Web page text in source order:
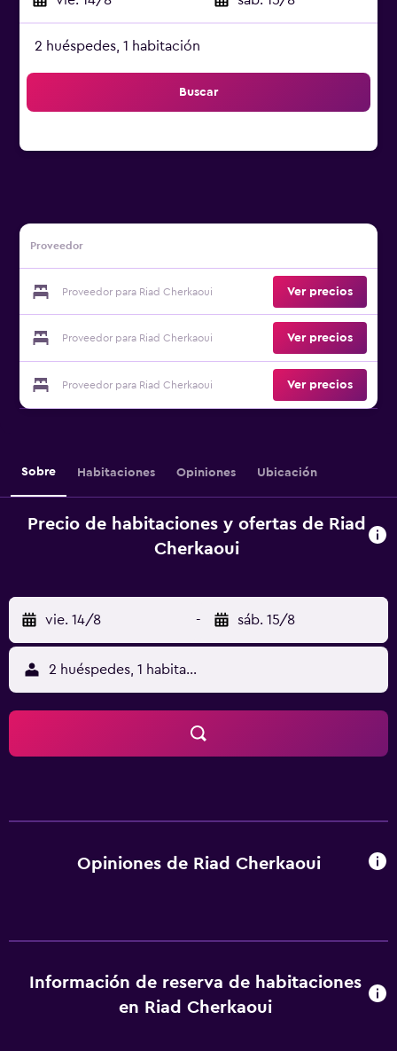
2 huéspedes, 1 habitación
Buscar
Proveedor
Proveedor para Riad Cherkaoui Ver precios
Proveedor para Riad Cherkaoui Ver precios
Proveedor para Riad Cherkaoui Ver precios
Sobre Habitaciones Opiniones Ubicación
Precio de habitaciones y ofertas de Riad
Cherkaoui
vie. 14/8 - sáb. 15/8
2 huéspedes, 1 habitación
Opiniones de Riad Cherkaoui
Información de reserva de habitaciones
en Riad Cherkaoui